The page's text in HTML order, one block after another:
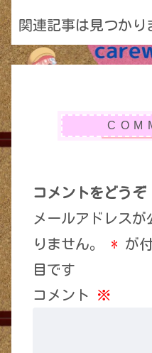
関連記事は見つかり
コメントをどうぞ
メールアドレス
りません。
* が
目です
コメント ※